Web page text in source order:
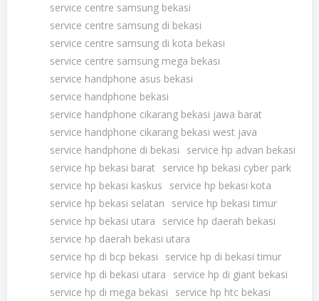
service centre samsung bekasi
service centre samsung di bekasi
service centre samsung di kota bekasi
service centre samsung mega bekasi
service handphone asus bekasi
service handphone bekasi
service handphone cikarang bekasi jawa barat
service handphone cikarang bekasi west java
service handphone di bekasi
service hp advan bekasi
service hp bekasi barat
service hp bekasi cyber park
service hp bekasi kaskus
service hp bekasi kota
service hp bekasi selatan
service hp bekasi timur
service hp bekasi utara
service hp daerah bekasi
service hp daerah bekasi utara
service hp di bcp bekasi
service hp di bekasi timur
service hp di bekasi utara
service hp di giant bekasi
service hp di mega bekasi
service hp htc bekasi